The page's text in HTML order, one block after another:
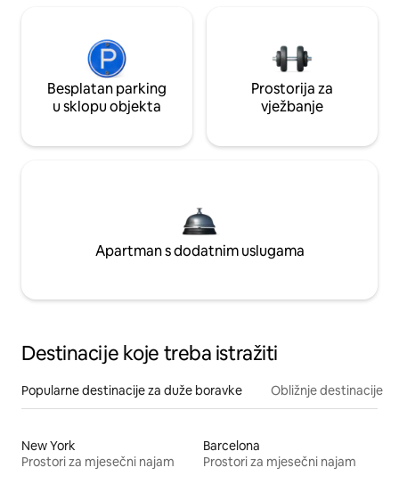
Besplatan parking
u sklopu objekta
Prostorija za
vježbanje
Apartman s dodatnim uslugama
Destinacije koje treba istražiti
Popularne destinacije za duže boravke Obližnje destinacije
New York
Prostori za mjesečni najam
Barcelona
Prostori za mjesečni najam